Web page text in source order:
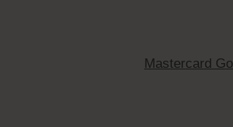
Mastercard